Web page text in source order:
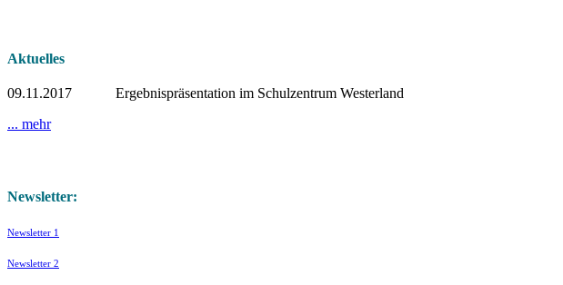
Aktuelles
09.11.2017 Ergebnispräsentation im Schulzentrum Westerland
... mehr
Newsletter:
Newsletter 1
Newsletter 2